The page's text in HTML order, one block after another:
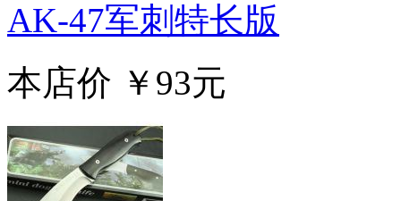
AK-47军刺特长版
本店价 ￥93元